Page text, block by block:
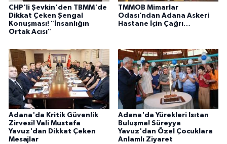
CHP'li Şevkin'den TBMM'de
Dikkat Çeken Şengal
Konuşması! "İnsanlığın
Ortak Acısı"
TMMOB Mimarlar
Odası’ndan Adana Askeri
Hastane İçin Çağrı…
Adana'da Kritik Güvenlik
Zirvesi! Vali Mustafa
Yavuz'dan Dikkat Çeken
Mesajlar
Adana'da Yürekleri Isıtan
Buluşma! Süreyya
Yavuz'dan Özel Çocuklara
Anlamlı Ziyaret